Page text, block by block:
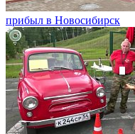
прибыл в Новосибирск